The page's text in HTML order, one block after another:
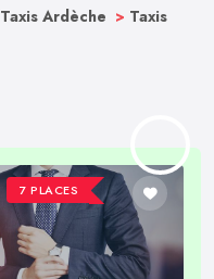
Taxis Ardèche > Taxis
7 PLACES